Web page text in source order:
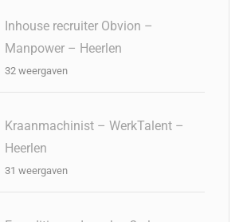
Inhouse recruiter Obvion –
Manpower – Heerlen
32 weergaven
Kraanmachinist – WerkTalent –
Heerlen
31 weergaven